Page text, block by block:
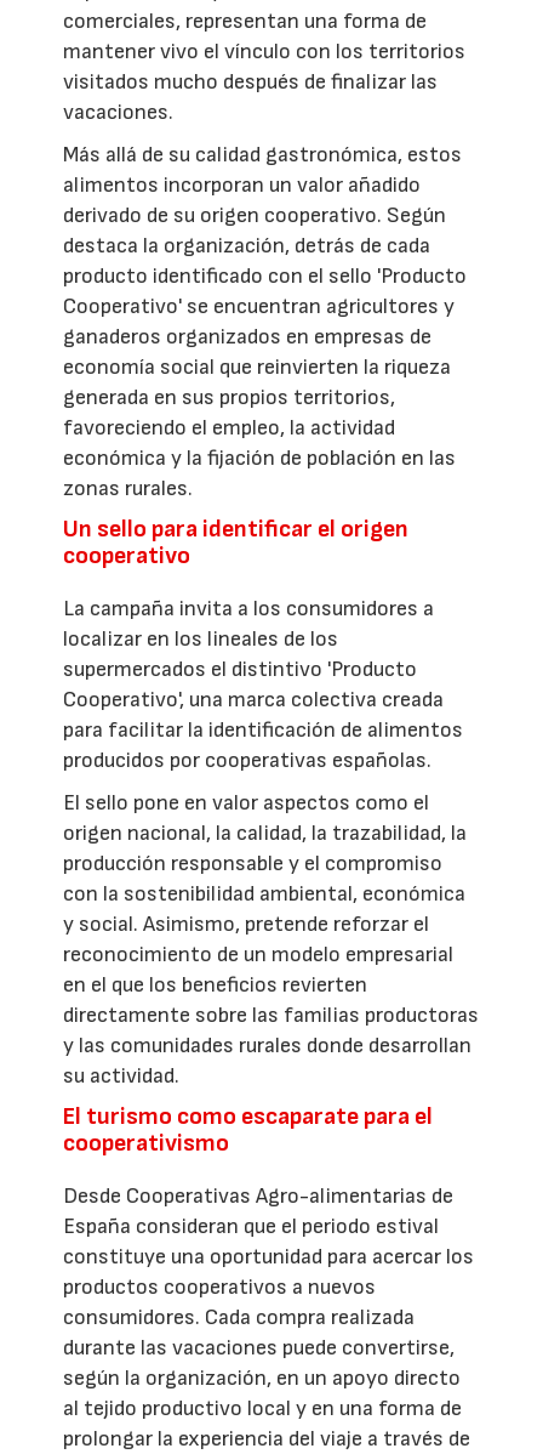
comerciales, representan una forma de
mantener vivo el vínculo con los territorios
visitados mucho después de finalizar las
vacaciones.
Más allá de su calidad gastronómica, estos
alimentos incorporan un valor añadido
derivado de su origen cooperativo. Según
destaca la organización, detrás de cada
producto identificado con el sello 'Producto
Cooperativo' se encuentran agricultores y
ganaderos organizados en empresas de
economía social que reinvierten la riqueza
generada en sus propios territorios,
favoreciendo el empleo, la actividad
económica y la fijación de población en las
zonas rurales.
Un sello para identificar el origen
cooperativo
La campaña invita a los consumidores a
localizar en los lineales de los
supermercados el distintivo 'Producto
Cooperativo', una marca colectiva creada
para facilitar la identificación de alimentos
producidos por cooperativas españolas.
El sello pone en valor aspectos como el
origen nacional, la calidad, la trazabilidad, la
producción responsable y el compromiso
con la sostenibilidad ambiental, económica
y social. Asimismo, pretende reforzar el
reconocimiento de un modelo empresarial
en el que los beneficios revierten
directamente sobre las familias productoras
y las comunidades rurales donde desarrollan
su actividad.
El turismo como escaparate para el
cooperativismo
Desde Cooperativas Agro-alimentarias de
España consideran que el periodo estival
constituye una oportunidad para acercar los
productos cooperativos a nuevos
consumidores. Cada compra realizada
durante las vacaciones puede convertirse,
según la organización, en un apoyo directo
al tejido productivo local y en una forma de
prolongar la experiencia del viaje a través de